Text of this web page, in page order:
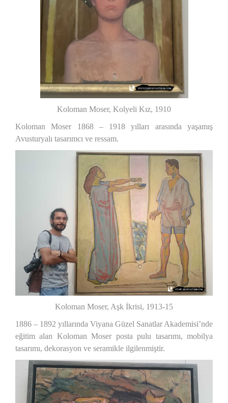
Koloman Moser, Kolyeli Kız, 1910
Koloman Moser 1868 – 1918 yılları arasında yaşamış
Avusturyalı tasarımcı ve ressam.
Koloman Moser, Aşk İkrisi, 1913-15
1886 – 1892 yıllarında Viyana Güzel Sanatlar Akademisi’nde
eğitim alan Koloman Moser posta pulu tasarımı, mobilya
tasarımı, dekorasyon ve seramikle ilgilenmiştir.